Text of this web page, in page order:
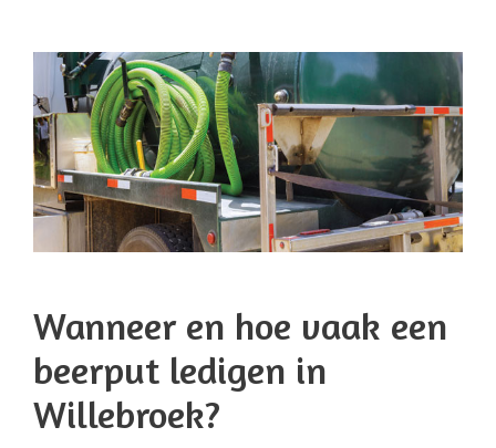
Wanneer en hoe vaak een
beerput ledigen in
Willebroek?